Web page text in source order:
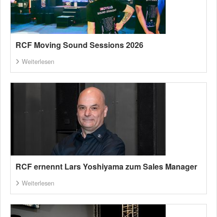
RCF Moving Sound Sessions 2026
Weiterlesen
RCF ernennt Lars Yoshiyama zum Sales Manager
Weiterlesen